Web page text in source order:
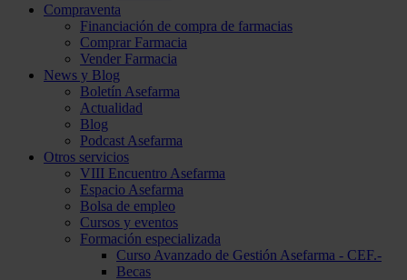
Compraventa
Financiación de compra de farmacias
Comprar Farmacia
Vender Farmacia
News y Blog
Boletín Asefarma
Actualidad
Blog
Podcast Asefarma
Otros servicios
VIII Encuentro Asefarma
Espacio Asefarma
Bolsa de empleo
Cursos y eventos
Formación especializada
Curso Avanzado de Gestión Asefarma - CEF.-
Becas